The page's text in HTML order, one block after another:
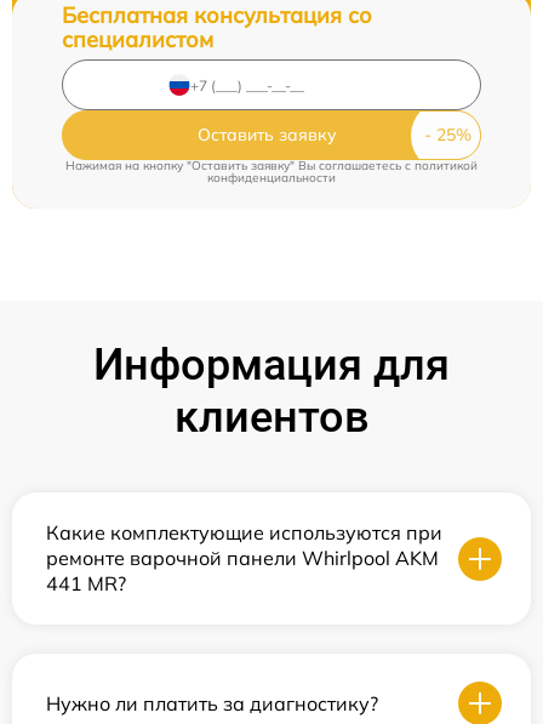
Бесплатная консультация со
специалистом
Оставить заявку
Нажимая на кнопку "Оставить заявку" Вы соглашаетесь c политикой
конфиденциальности
Информация для
клиентов
Какие комплектующие используются при
ремонте варочной панели Whirlpool AKM
441 MR?
Нужно ли платить за диагностику?